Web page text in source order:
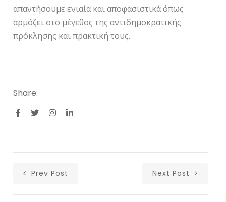
απαντήσουμε ενιαία και αποφασιστικά όπως
αρμόζει στο μέγεθος της αντιδημοκρατικής
πρόκλησης και πρακτική τους.
Share:
Prev Post Next Post